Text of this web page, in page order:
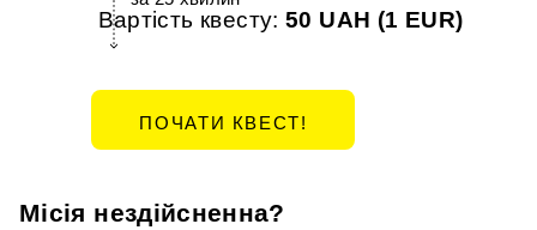
Вартість квесту:50 UAH (1 EUR)
ПОЧАТИ КВЕСТ!
Місія нездійсненна?